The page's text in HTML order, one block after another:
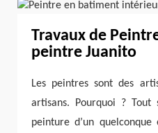
Travaux de
peintre Juanito
Les peintres sont des
artisans. Pourquoi ?
peinture d’un